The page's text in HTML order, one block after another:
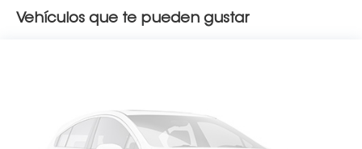
Vehículos que te pueden gustar